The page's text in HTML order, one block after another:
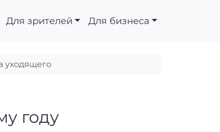
Для зрителей Для бизнеса
уходящего
к новому году и
году